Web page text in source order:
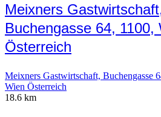
Meixners
Buchengasse 64, 1100,
Österreich
Meixners Gastwirtschaft, Buchengasse
Wien Österreich
18.6 km